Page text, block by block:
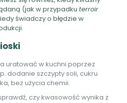
(jak w przypadku terroir
świadczy o błędzie w
uratować w kuchni poprzez
dodanie szczypty soli, cukru
bez użycia chemii.
czy kwasowość wynika z